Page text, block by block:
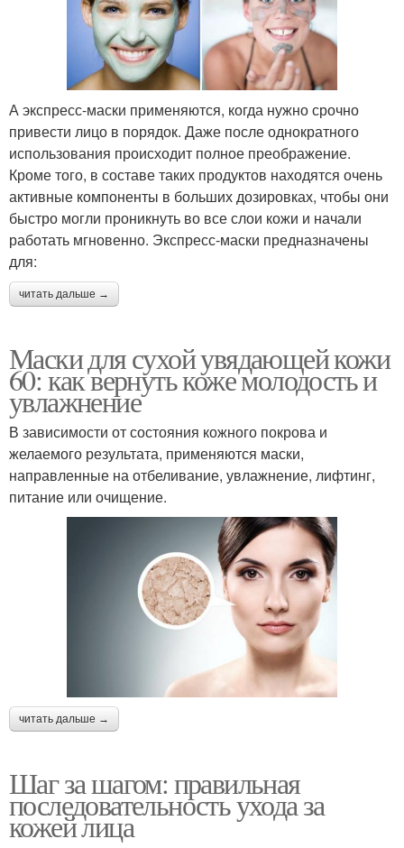
А экспресс-маски применяются, когда нужно срочно
привести лицо в порядок. Даже после однократного
использования происходит полное преображение.
Кроме того, в составе таких продуктов находятся очень
активные компоненты в больших дозировках, чтобы они
быстро могли проникнуть во все слои кожи и начали
работать мгновенно. Экспресс-маски предназначены
для:
читать дальше →
Маски для сухой увядающей кожи
60: как вернуть коже молодость и
увлажнение
В зависимости от состояния кожного покрова и
желаемого результата, применяются маски,
направленные на отбеливание, увлажнение, лифтинг,
питание или очищение.
читать дальше →
Шаг за шагом: правильная
последовательность ухода за
кожей лица